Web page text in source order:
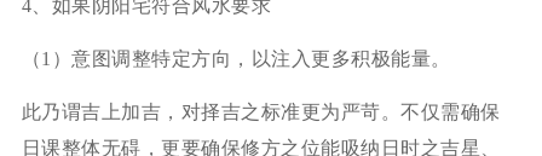
4、如果阴阳宅符合风水要求
（1）意图调整特定方向，以注入更多积极能量。
此乃谓吉上加吉，对择吉之标准更为严苛。不仅需确保
日课整体无碍，更要确保修方之位能吸纳日时之吉星、